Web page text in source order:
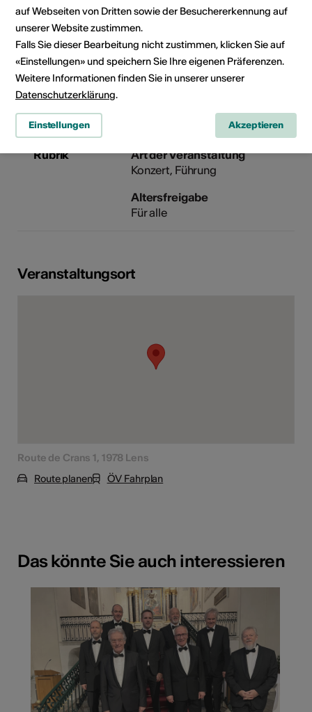
Route de Crans 1
Lens / Crans-Montana
(Switzerland)
1978 Lens
Telefon +41 (0)27 483 46 10
E-Mail
Rubrik
Art der Veranstaltung
Konzert Führung
Altersfreigabe
Für alle
Veranstaltungsort
Route de Crans 1, 1978 Lens
Route planen
ÖV Fahrplan
Das könnte Sie auch interessieren
auf Webseiten von Dritten sowie der Besuchererkennung auf
unserer Website zustimmen.
Falls Sie dieser Bearbeitung nicht zustimmen, klicken Sie auf
«Einstellungen» und speichern Sie Ihre eigenen Präferenzen.
Weitere Informationen finden Sie in unserer unserer
Datenschutzerklärung.
Einstellungen Akzeptieren